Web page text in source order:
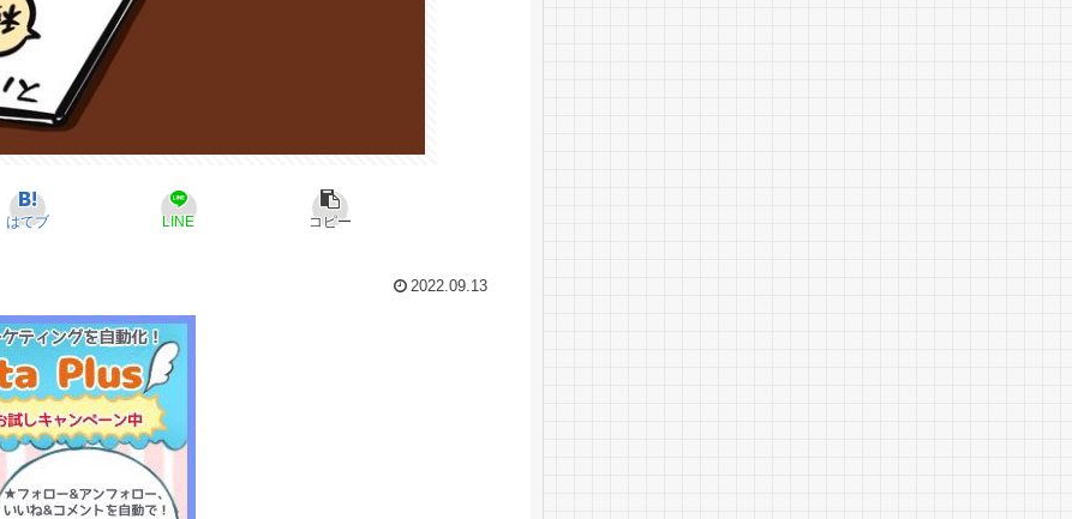
はてブ LINE コピー
2022.09.13